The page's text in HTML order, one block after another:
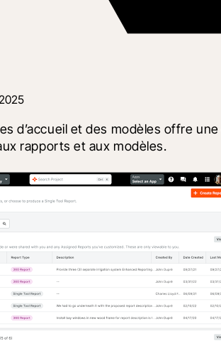
d’accueil et des modèles offre
rapports et aux modèles.